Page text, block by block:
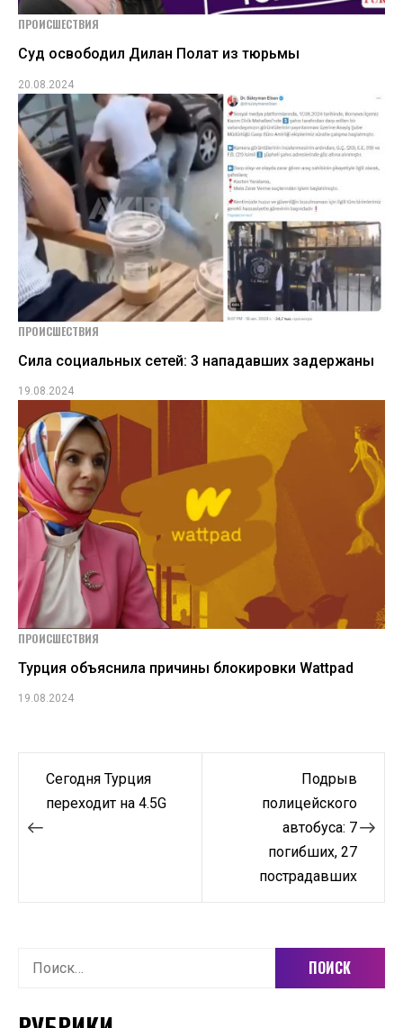
ПРОИСШЕСТВИЯ
Суд освободил Дилан Полат из тюрьмы
20.08.2024
ПРОИСШЕСТВИЯ
Сила социальных сетей: 3 нападавших задержаны
19.08.2024
ПРОИСШЕСТВИЯ
Турция объяснила причины блокировки Wattpad
19.08.2024
Навигация
Сегодня Турция
переходит на 4.5G
Подрыв
полицейского
автобуса: 7
погибших, 27
пострадавших
Найти: